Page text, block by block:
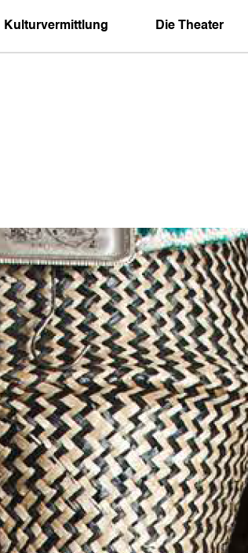
Kulturvermittlung Die Theater